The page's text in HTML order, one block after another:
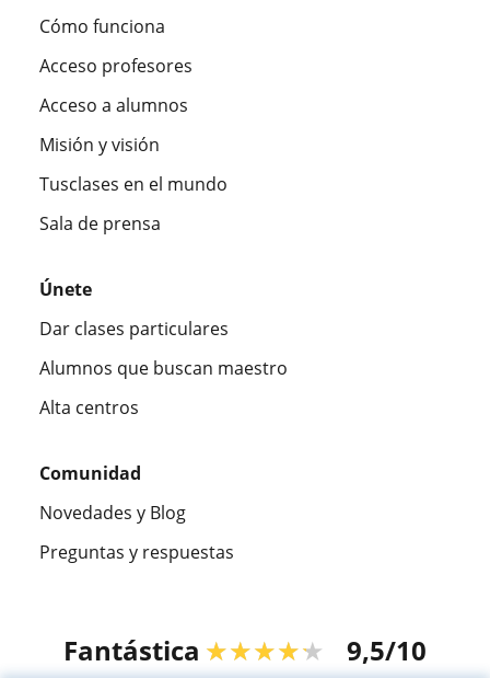
Cómo funciona
Acceso profesores
Acceso a alumnos
Misión y visión
Tusclases en el mundo
Sala de prensa
Únete
Dar clases particulares
Alumnos que buscan maestro
Alta centros
Comunidad
Novedades y Blog
Preguntas y respuestas
Fantástica ★★★★★ 9,5/10